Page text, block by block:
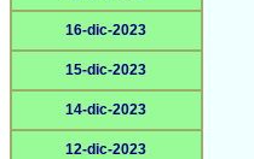
16-dic-2023
15-dic-2023
14-dic-2023
12-dic-2023